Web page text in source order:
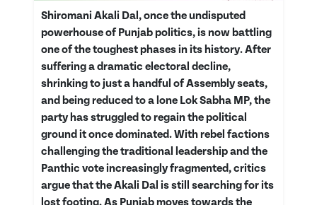
Shiromani Akali Dal, once the undisputed
powerhouse of Punjab politics, is now battling
one of the toughest phases in its history. After
suffering a dramatic electoral decline,
shrinking to just a handful of Assembly seats,
and being reduced to a lone Lok Sabha MP, the
party has struggled to regain the political
ground it once dominated. With rebel factions
challenging the traditional leadership and the
Panthic vote increasingly fragmented, critics
argue that the Akali Dal is still searching for its